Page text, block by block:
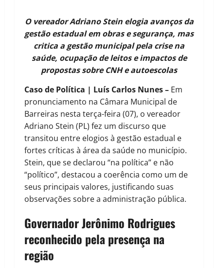
O vereador Adriano Stein elogia avanços da
gestão estadual em obras e segurança, mas
critica a gestão municipal pela crise na
saúde, ocupação de leitos e impactos de
propostas sobre CNH e autoescolas
Caso de Política | Luís Carlos Nunes – Em
pronunciamento na Câmara Municipal de
Barreiras nesta terça-feira (07), o vereador
Adriano Stein (PL) fez um discurso que
transitou entre elogios à gestão estadual e
fortes críticas à área da saúde no município.
Stein, que se declarou “na política” e não
“político”, destacou a coerência como um de
seus principais valores, justificando suas
observações sobre a administração pública.
Governador Jerônimo Rodrigues
reconhecido pela presença na
região